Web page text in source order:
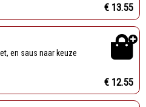
€ 13.55
en saus naar keuze
€ 12.55